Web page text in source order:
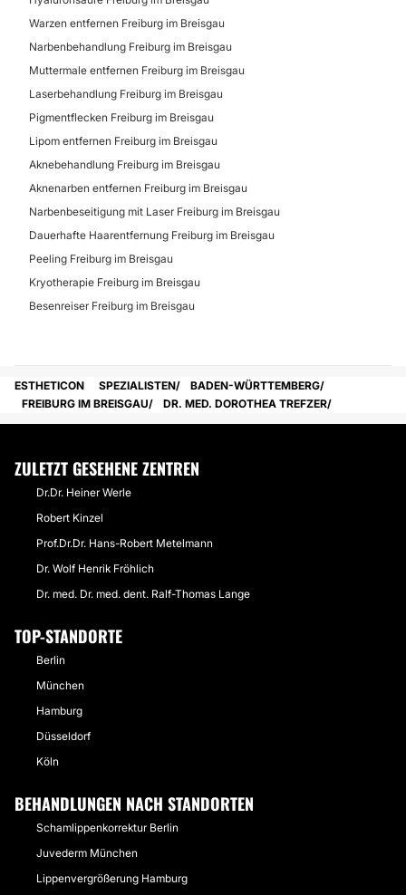
Warzen entfernen Freiburg im Breisgau
Narbenbehandlung Freiburg im Breisgau
Muttermale entfernen Freiburg im Breisgau
Laserbehandlung Freiburg im Breisgau
Pigmentflecken Freiburg im Breisgau
Lipom entfernen Freiburg im Breisgau
Aknebehandlung Freiburg im Breisgau
Aknenarben entfernen Freiburg im Breisgau
Narbenbeseitigung mit Laser Freiburg im Breisgau
Dauerhafte Haarentfernung Freiburg im Breisgau
Peeling Freiburg im Breisgau
Kryotherapie Freiburg im Breisgau
Besenreiser Freiburg im Breisgau
ESTHETICON SPEZIALISTEN
BADEN-WÜRTTEMBERG
FREIBURG IM BREISGAU
DR. MED. DOROTHEA TREFZER
ZULETZT GESEHENE ZENTREN
Dr.Dr. Heiner Werle
Robert Kinzel
Prof.Dr.Dr. Hans-Robert Metelmann
Dr. Wolf Henrik Fröhlich
Dr. med. Dr. med. dent. Ralf-Thomas Lange
TOP-STANDORTE
Berlin
München
Hamburg
Düsseldorf
Köln
BEHANDLUNGEN NACH STANDORTEN
Schamlippenkorrektur Berlin
Juvederm München
Lippenvergrößerung Hamburg